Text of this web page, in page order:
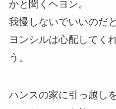
かと聞くヘヨン。
我慢しないでいいのだ
ヨンシルは心配してく
う。
ハンスの家に引っ越し